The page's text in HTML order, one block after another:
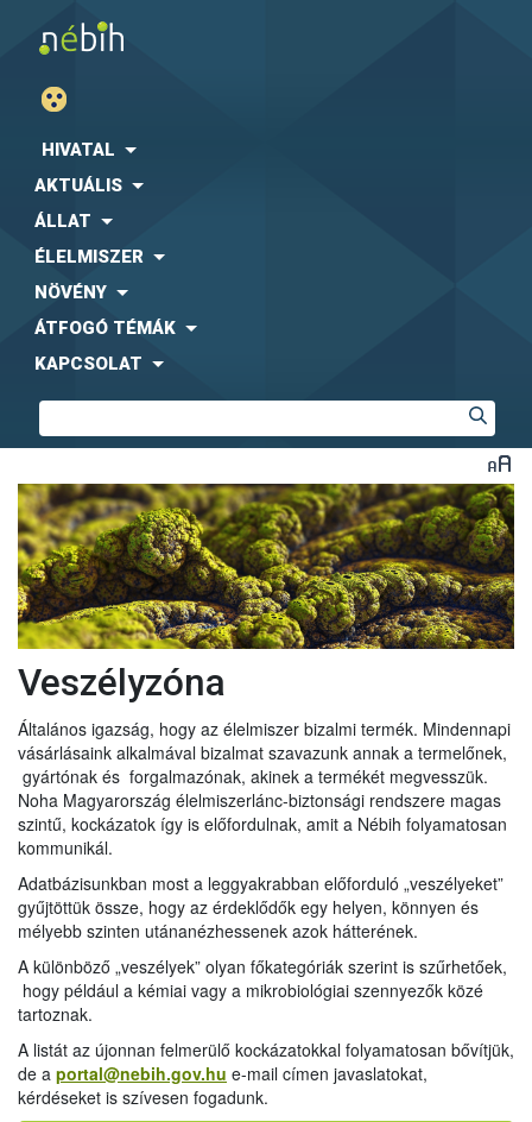
HIVATAL
AKTUÁLIS
ÁLLAT
ÉLELMISZER
NÖVÉNY
ÁTFOGÓ TÉMÁK
KAPCSOLAT
Veszélyzóna
Általános igazság, hogy az élelmiszer bizalmi termék. Mindennapi
vásárlásaink alkalmával bizalmat szavazunk annak a termelőnek,
gyártónak és forgalmazónak, akinek a termékét megvesszük.
Noha Magyarország élelmiszerlánc-biztonsági rendszere magas
szintű, kockázatok így is előfordulnak, amit a Nébih folyamatosan
kommunikál.
Adatbázisunkban most a leggyakrabban előforduló „veszélyeket”
gyűjtöttük össze, hogy az érdeklődők egy helyen, könnyen és
mélyebb szinten utánanézhessenek azok hátterének.
A különböző „veszélyek” olyan főkategóriák szerint is szűrhetőek,
hogy például a kémiai vagy a mikrobiológiai szennyezők közé
tartoznak.
A listát az újonnan felmerülő kockázatokkal folyamatosan bővítjük,
de a portal@nebih.gov.hu e-mail címen javaslatokat,
kérdéseket is szívesen fogadunk.